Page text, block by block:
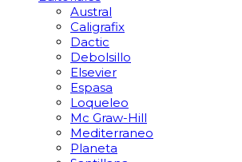
Austral
Caligrafix
Dactic
Debolsillo
Elsevier
Espasa
Loqueleo
Mc Graw-Hill
Mediterraneo
Planeta